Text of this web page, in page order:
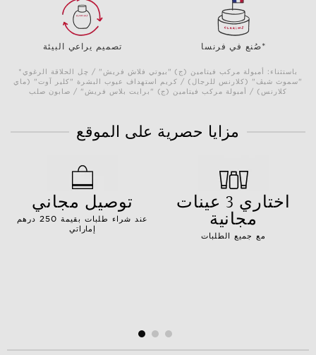
تصميم يراعي البيئة صُنع في فرنسا*
*باستثناء: أمبولة مركب فيتامين (ج) "بيوتي فلاش فريش" / چل الحلاقة الرغوي
"سموث شيڤ" (كلارنس للرجال) / كريم استهداف عيوب البشرة "كلير آوت" (ماي
كلارنس) / أمبولة مركب فيتامين (ج) "برايت بلاس فريش" / صابون صلب
مزايا حصرية على الموقع
توصيل مجاني
عند شراء طلبات بقيمة 250 درهم
إماراتي
اختاري 3 عينات
مجانية
مع جميع الطلبات